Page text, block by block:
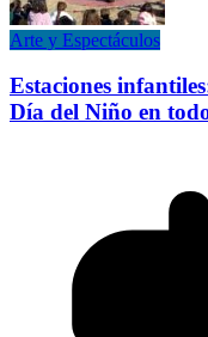
Arte y Espectáculos
Estaciones
Día del Niño en